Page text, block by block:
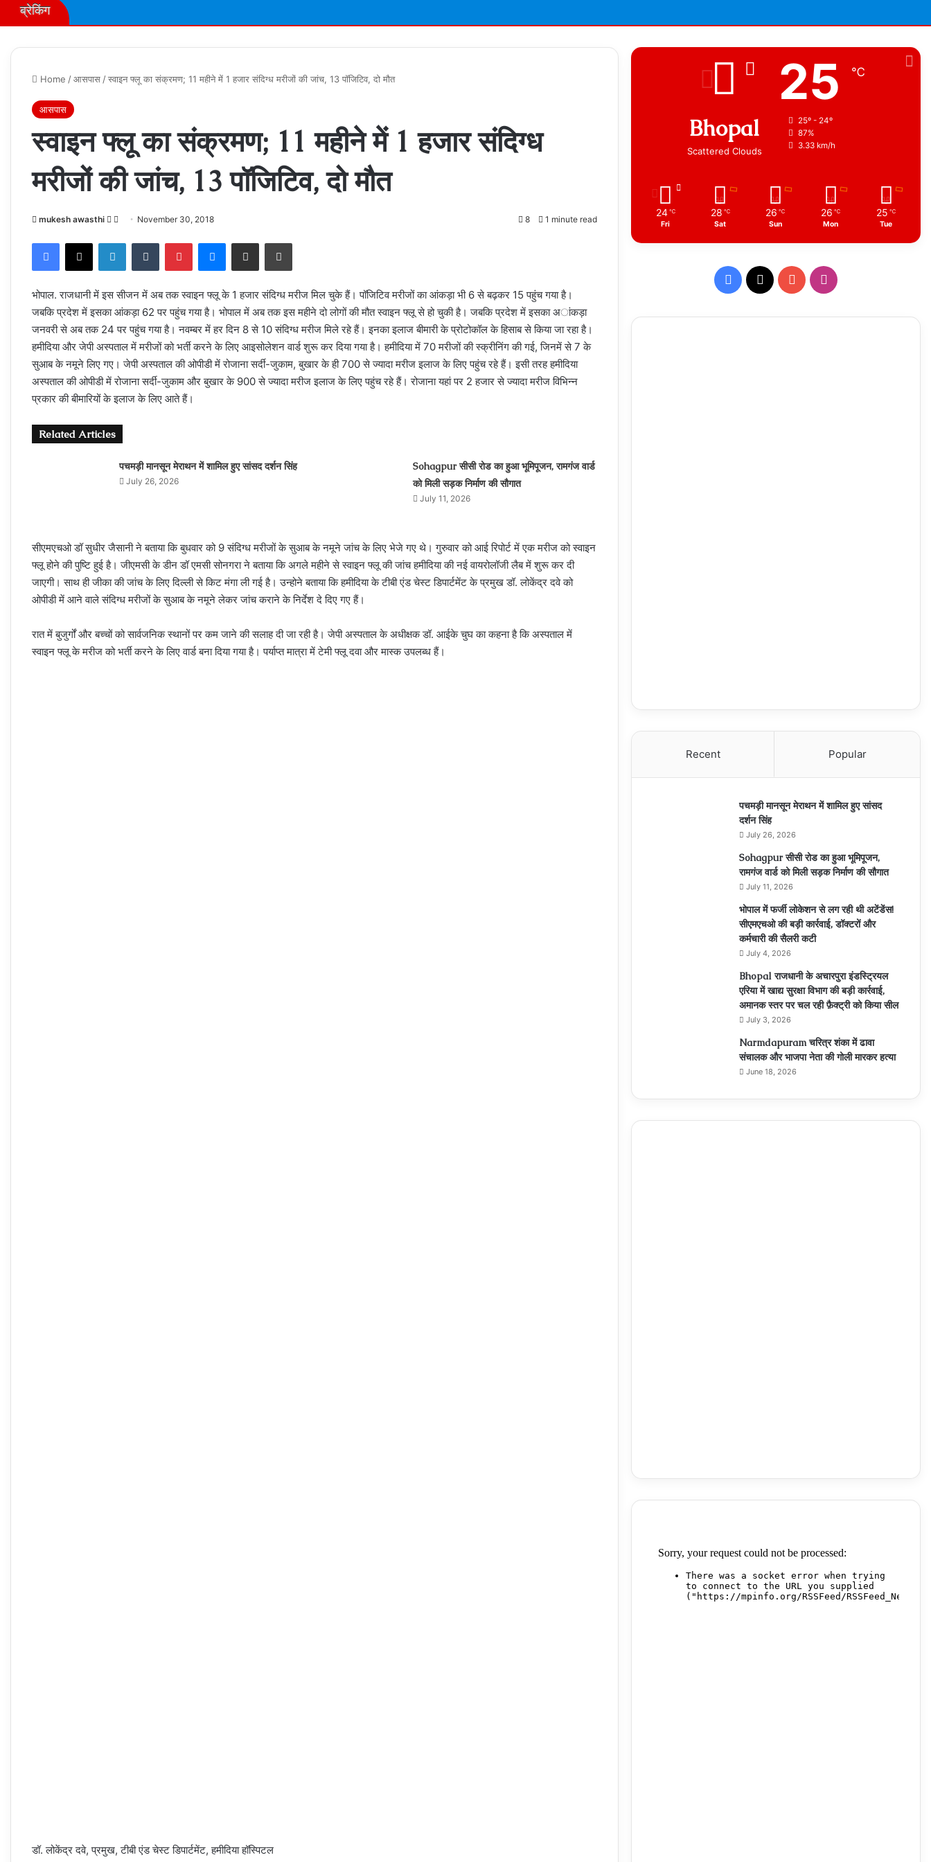
ब्रेकिंग
Home /आसपास /स्वाइन फ्लू का संक्रमण; 11 महीने में 1 हजार संदिग्ध मरीजों की जांच, 13 पॉजिटिव, दो मौत
आसपास
स्वाइन फ्लू का संक्रमण; 11 महीने में 1 हजार संदिग्ध
मरीजों की जांच, 13 पॉजिटिव, दो मौत
mukesh awasthi
Follow
X
Send November 30, 2018 8 1 minute read
Facebook
X LinkedInTumblr PinterestMessenger
Share via Email Print
भोपाल. राजधानी में इस सीजन में अब तक स्वाइन फ्लू के 1 हजार संदिग्ध मरीज मिल चुके हैं। पॉजिटिव मरीजों का आंकड़ा भी 6 से बढ़कर 15 पहुंच गया है।
जबकि प्रदेश में इसका आंकड़ा 62 पर पहुंच गया है। भोपाल में अब तक इस महीने दो लोगों की मौत स्वाइन फ्लू से हो चुकी है। जबकि प्रदेश में इसका अांकड़ा
जनवरी से अब तक 24 पर पहुंच गया है। नवम्बर में हर दिन 8 से 10 संदिग्ध मरीज मिले रहे हैं। इनका इलाज बीमारी के प्रोटोकॉल के हिसाब से किया जा रहा है।
हमीदिया और जेपी अस्पताल में मरीजों को भर्ती करने के लिए आइसोलेशन वार्ड शुरू कर दिया गया है। हमीदिया में 70 मरीजों की स्क्रीनिंग की गई, जिनमें से 7 के
सुआब के नमूने लिए गए। जेपी अस्पताल की ओपीडी में रोजाना सर्दी-जुकाम, बुखार के ही 700 से ज्यादा मरीज इलाज के लिए पहुंच रहे हैं। इसी तरह हमीदिया
अस्पताल की ओपीडी में रोजाना सर्दी-जुकाम और बुखार के 900 से ज्यादा मरीज इलाज के लिए पहुंच रहे हैं। रोजाना यहां पर 2 हजार से ज्यादा मरीज विभिन्न
प्रकार की बीमारियों के इलाज के लिए आते हैं।
Related Articles
पचमड़ी मानसून मेराथन में शामिल हुए सांसद दर्शन सिंह
July 26, 2026
Sohagpur सीसी रोड का हुआ भूमिपूजन, रामगंज वार्ड
को मिली सड़क निर्माण की सौगात
July 11, 2026
सीएमएचओ डॉ सुधीर जैसानी ने बताया कि बुधवार को 9 संदिग्ध मरीजों के सुआब के नमूने जांच के लिए भेजे गए थे। गुरुवार को आई रिपोर्ट में एक मरीज को स्वाइन
फ्लू होने की पुष्टि हुई है। जीएमसी के डीन डॉ एमसी सोनगरा ने बताया कि अगले महीने से स्वाइन फ्लू की जांच हमीदिया की नई वायरोलॉजी लैब में शुरू कर दी
जाएगी। साथ ही जीका की जांच के लिए दिल्ली से किट मंगा ली गई है। उन्होने बताया कि हमीदिया के टीबी एंड चेस्ट डिपार्टमेंट के प्रमुख डॉ. लोकेंद्र दवे को
ओपीडी में आने वाले संदिग्ध मरीजों के सुआब के नमूने लेकर जांच कराने के निर्देश दे दिए गए हैं।
रात में बुजुर्गों और बच्चों को सार्वजनिक स्थानों पर कम जाने की सलाह दी जा रही है। जेपी अस्पताल के अधीक्षक डॉ. आईके चुघ का कहना है कि अस्पताल में
स्वाइन फ्लू के मरीज को भर्ती करने के लिए वार्ड बना दिया गया है। पर्याप्त मात्रा में टेमी फ्लू दवा और मास्क उपलब्ध हैं।
डॉ. लोकेंद्र दवे, प्रमुख, टीबी एंड चेस्ट डिपार्टमेंट, हमीदिया हॉस्पिटल
Bhopal
Scattered Clouds
25 ℃
25º - 24º
87%
3.33 km/h
24 ℃
Fri
28 ℃
Sat
26 ℃
Sun
26 ℃
Mon
25 ℃
Tue
Facebook
X YouTubeInstagram
Recent Popular
पचमड़ी मानसून मेराथन में शामिल हुए सांसद
दर्शन सिंह
July 26, 2026
Sohagpur सीसी रोड का हुआ भूमिपूजन,
रामगंज वार्ड को मिली सड़क निर्माण की सौगात
July 11, 2026
भोपाल में फर्जी लोकेशन से लग रही थी अटेंडेंस!
सीएमएचओ की बड़ी कार्रवाई, डॉक्टरों और
कर्मचारी की सैलरी कटी
July 4, 2026
Bhopal राजधानी के अचारपुरा इंडस्ट्रियल
एरिया में खाद्य सुरक्षा विभाग की बड़ी कार्रवाई,
अमानक स्तर पर चल रही फ़ैक्ट्री को किया सील
July 3, 2026
Narmdapuram चरित्र शंका में ढावा
संचालक और भाजपा नेता की गोली मारकर हत्या
June 18, 2026